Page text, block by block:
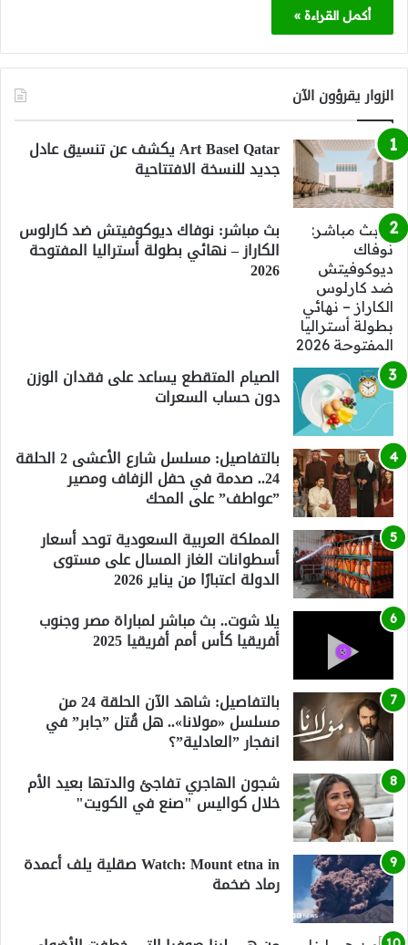
أكمل القراءة »
الزوار يقرؤون الآن
Art Basel Qatar يكشف عن تنسيق عادل
جديد للنسخة الافتتاحية
بث مباشر: نوفاك ديوكوفيتش ضد كارلوس
الكاراز – نهائي بطولة أستراليا المفتوحة
2026
الصيام المتقطع يساعد على فقدان الوزن
دون حساب السعرات
بالتفاصيل: مسلسل شارع الأعشى 2 الحلقة
24.. صدمة في حفل الزفاف ومصير
”عواطف” على المحك
المملكة العربية السعودية توحد أسعار
أسطوانات الغاز المسال على مستوى
الدولة اعتبارًا من يناير 2026
يلا شوت.. بث مباشر لمباراة مصر وجنوب
أفريقيا كأس أمم أفريقيا 2025
بالتفاصيل: شاهد الآن الحلقة 24 من
مسلسل «مولانا».. هل قُتل ”جابر” في
انفجار ”العادلية”؟
شجون الهاجري تفاجئ والدتها بعيد الأم
خلال كواليس "صنع في الكويت"
Watch: Mount etna in صقلية يلف أعمدة
رماد ضخمة